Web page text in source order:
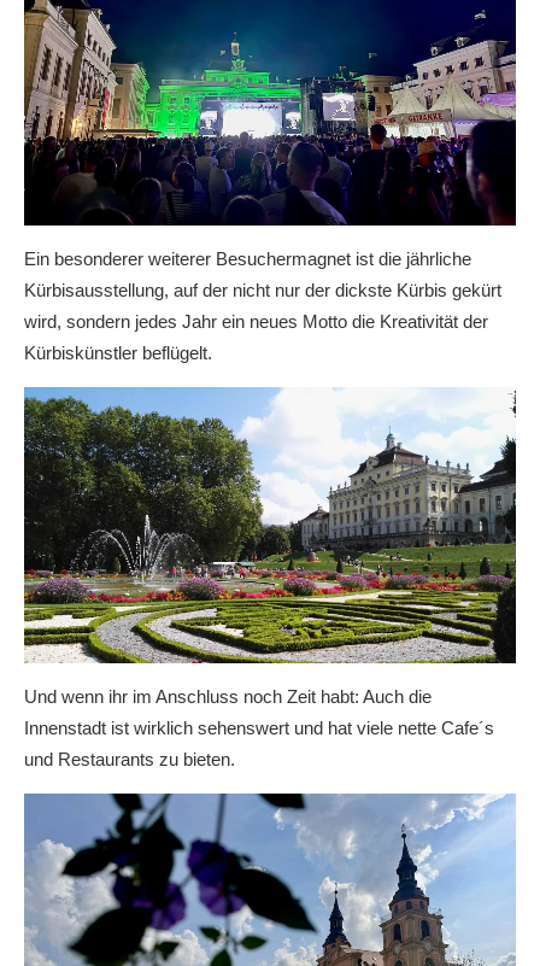
Ein besonderer weiterer Besuchermagnet ist die jährliche
Kürbisausstellung, auf der nicht nur der dickste Kürbis gekürt
wird, sondern jedes Jahr ein neues Motto die Kreativität der
Kürbiskünstler beflügelt.
Und wenn ihr im Anschluss noch Zeit habt: Auch die
Innenstadt ist wirklich sehenswert und hat viele nette Cafe´s
und Restaurants zu bieten.